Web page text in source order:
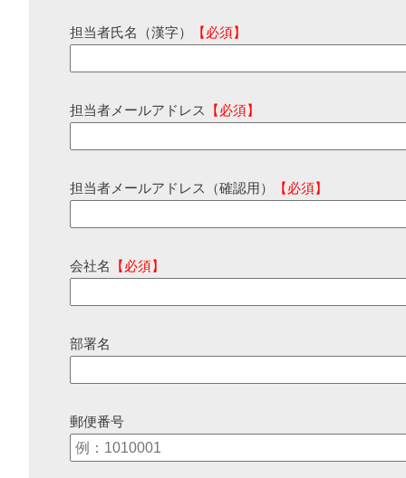
担当者氏名（漢字） 【必須】
担当者メールアドレス 【必須】
担当者メールアドレス（確認用） 【必須】
会社名 【必須】
部署名
郵便番号